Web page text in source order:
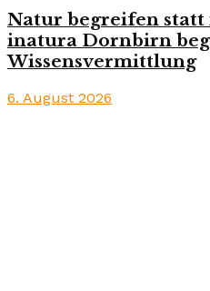
Natur begreifen statt
inatura Dornbirn
Wissensvermittlung
6. August 2026